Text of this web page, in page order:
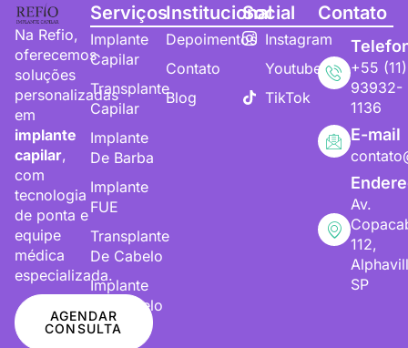
Na Refio,
oferecemos
soluções
personalizadas
em
implante
capilar,
com
tecnologia
de ponta e
equipe
médica
especializada.
AGENDAR
CONSULTA
Serviços
Implante
Capilar
Transplante
Capilar
Implante
De Barba
Implante
FUE
Transplante
De Cabelo
Implante
De Cabelo
Institucional
Depoimentos
Contato
Blog
Social
Instagram
Youtube
TikTok
Contato
+55 (11)
93932-
1136
E-mail
Av.
112,
SP